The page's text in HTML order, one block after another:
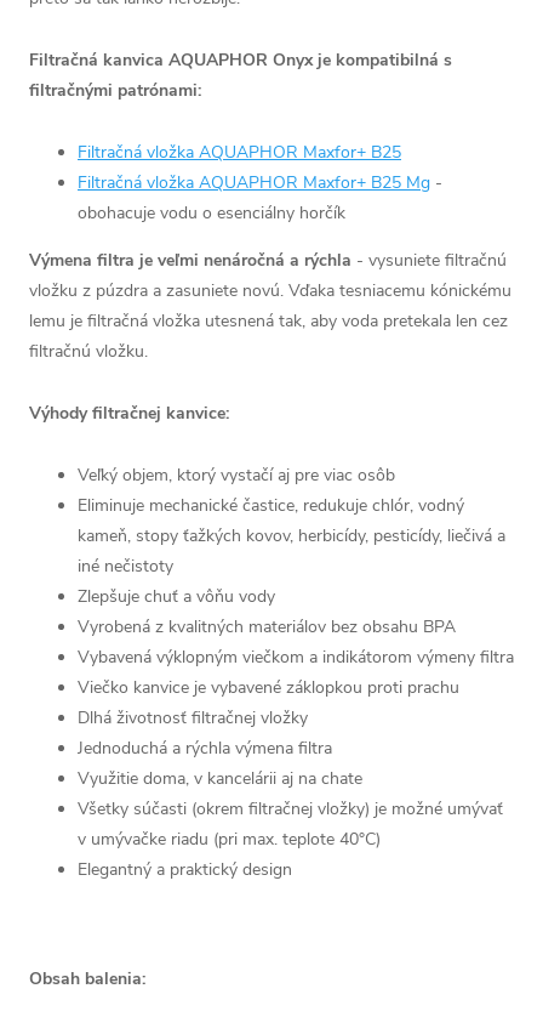
Filtračná kanvica AQUAPHOR Onyx je kompatibilná s
filtračnými patrónami:
Filtračná vložka AQUAPHOR Maxfor+ B25
Filtračná vložka AQUAPHOR Maxfor+ B25 Mg -
obohacuje vodu o esenciálny horčík
Výmena filtra je veľmi nenáročná a rýchla - vysuniete filtračnú
vložku z púzdra a zasuniete novú. Vďaka tesniacemu kónickému
lemu je filtračná vložka utesnená tak, aby voda pretekala len cez
filtračnú vložku.
Výhody filtračnej kanvice:
Veľký objem, ktorý vystačí aj pre viac osôb
Eliminuje mechanické častice, redukuje chlór, vodný
kameň, stopy ťažkých kovov, herbicídy, pesticídy, liečivá a
iné nečistoty
Zlepšuje chuť a vôňu vody
Vyrobená z kvalitných materiálov bez obsahu BPA
Vybavená výklopným viečkom a indikátorom výmeny filtra
Viečko kanvice je vybavené záklopkou proti prachu
Dlhá životnosť filtračnej vložky
Jednoduchá a rýchla výmena filtra
Využitie doma, v kancelárii aj na chate
Všetky súčasti (okrem filtračnej vložky) je možné umývať
v umývačke riadu (pri max. teplote 40°C)
Elegantný a praktický design
Obsah balenia: